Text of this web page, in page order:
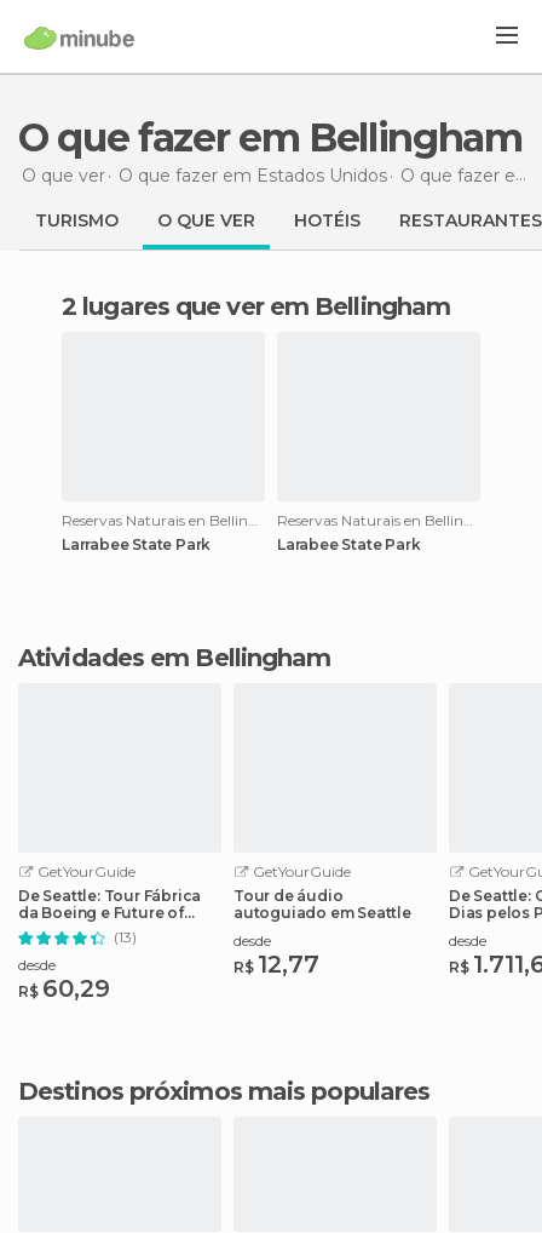
O que fazer em Bellingham
O que ver O que fazer em Estados Unidos O que fazer em Washington
TURISMO O QUE VER HOTÉIS RESTAURANTES
2 lugares que ver em Bellingham
Reservas Naturais en Bellingham
Larrabee State Park
Reservas Naturais en Bellingham
Larabee State Park
Atividades em Bellingham
GetYourGuide
De Seattle: Tour Fábrica
da Boeing e Future of
Flight
(13)
desde
R$ 60,29
GetYourGuide
Tour de áudio
autoguiado em Seattle
desde
R$ 12,77
De Seattle:
Dias pelos
desde
R$
Destinos próximos mais populares